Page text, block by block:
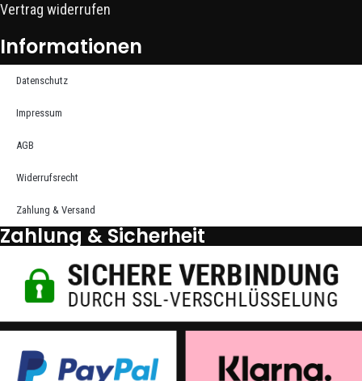
Vertrag widerrufen
Informationen
Datenschutz
Impressum
AGB
Widerrufsrecht
Zahlung & Versand
Zahlung & Sicherheit